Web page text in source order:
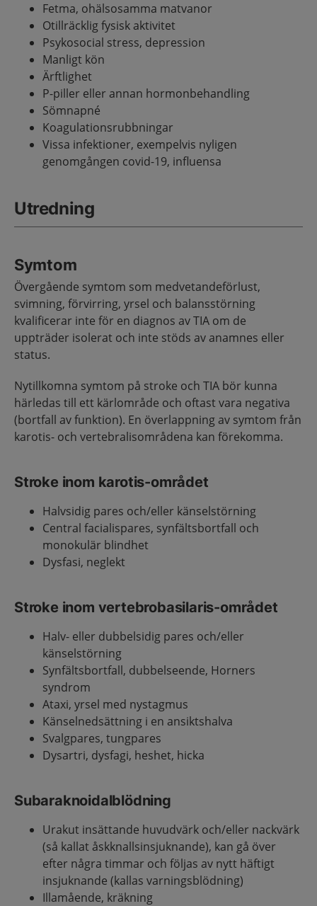
Fetma, ohälsosamma matvanor
Otillräcklig fysisk aktivitet
Psykosocial stress, depression
Manligt kön
Ärftlighet
P-piller eller annan hormonbehandling
Sömnapné
Koagulationsrubbningar
Vissa infektioner, exempelvis nyligen
genomgången covid-19, influensa
Utredning
Symtom
Övergående symtom som medvetandeförlust,
svimning, förvirring, yrsel och balansstörning
kvalificerar inte för en diagnos av TIA om de
uppträder isolerat och inte stöds av anamnes eller
status.
Nytillkomna symtom på stroke och TIA bör kunna
härledas till ett kärlområde och oftast vara negativa
(bortfall av funktion). En överlappning av symtom från
karotis- och vertebralisområdena kan förekomma.
Stroke inom karotis-området
Halvsidig pares och/eller känselstörning
Central facialispares, synfältsbortfall och
monokulär blindhet
Dysfasi, neglekt
Stroke inom vertebrobasilaris-området
Halv- eller dubbelsidig pares och/eller
känselstörning
Synfältsbortfall, dubbelseende, Horners
syndrom
Ataxi, yrsel med nystagmus
Känselnedsättning i en ansiktshalva
Svalgpares, tungpares
Dysartri, dysfagi, heshet, hicka
Subaraknoidalblödning
Urakut insättande huvudvärk och/eller nackvärk
(så kallat åskknallsinsjuknande), kan gå över
efter några timmar och följas av nytt häftigt
insjuknande (kallas varningsblödning)
Illamående, kräkning